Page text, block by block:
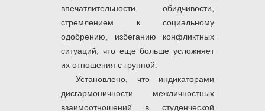
впечатлительности, обидчивости,
стремлением к социальному
одобрению, избеганию конфликтных
ситуаций, что еще больше усложняет
их отношения с группой.
Установлено, что индикаторами
дисгармоничности межличностных
взаимоотношений в студенческой